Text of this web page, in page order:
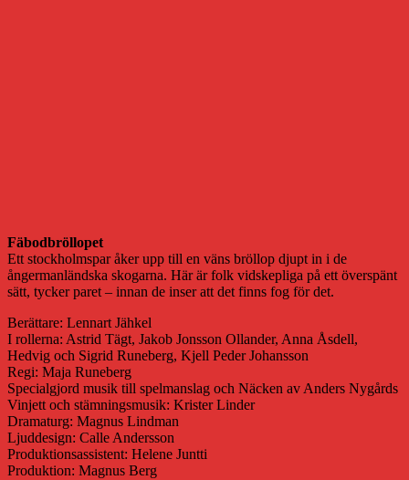
Fäbodbröllopet
Ett stockholmspar åker upp till en väns bröllop djupt in i de
ångermanländska skogarna. Här är folk vidskepliga på ett överspänt
sätt, tycker paret – innan de inser att det finns fog för det.
Berättare: Lennart Jähkel
I rollerna: Astrid Tägt, Jakob Jonsson Ollander, Anna Åsdell,
Hedvig och Sigrid Runeberg, Kjell Peder Johansson
Regi: Maja Runeberg
Specialgjord musik till spelmanslag och Näcken av Anders Nygårds
Vinjett och stämningsmusik: Krister Linder
Dramaturg: Magnus Lindman
Ljuddesign: Calle Andersson
Produktionsassistent: Helene Juntti
Produktion: Magnus Berg